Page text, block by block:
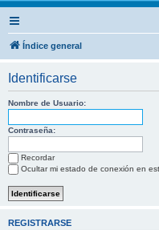
Índice general
Identificarse
Nombre de Usuario:
Contraseña:
Recordar
Ocultar mi estado de conexión en
REGISTRARSE